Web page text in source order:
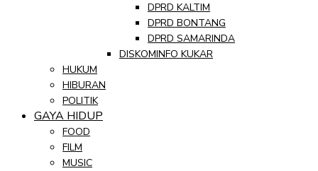
DPRD KALTIM
DPRD BONTANG
DPRD SAMARINDA
DISKOMINFO KUKAR
HUKUM
HIBURAN
POLITIK
GAYA HIDUP
FOOD
FILM
MUSIC